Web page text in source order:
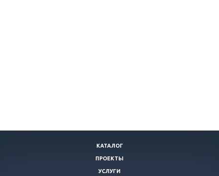
КАТАЛОГ
ПРОЕКТЫ
УСЛУГИ